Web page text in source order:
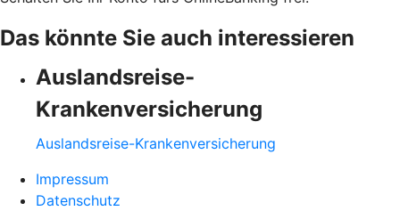
Das könnte Sie auch interessieren
Auslandsreise-
Krankenversicherung
Auslandsreise-Krankenversicherung
Impressum
Datenschutz